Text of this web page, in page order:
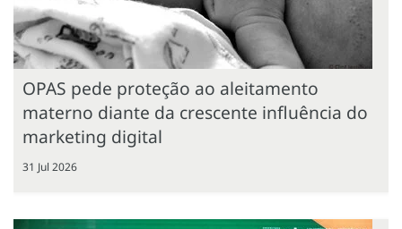
OPAS pede proteção ao aleitamento
materno diante da crescente influência do
marketing digital
31 Jul 2026